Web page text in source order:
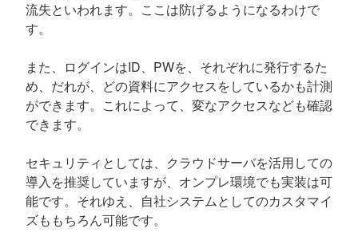
流失といわれます。ここは防げるようになるわけで
す。
また、ログインはID、PWを、それぞれに発行するた
め、だれが、どの資料にアクセスをしているかも計測
ができます。これによって、変なアクセスなども確認
できます。
セキュリティとしては、クラウドサーバを活用しての
導入を推奨していますが、オンプレ環境でも実装は可
能です。それゆえ、自社システムとしてのカスタマイ
ズももちろん可能です。